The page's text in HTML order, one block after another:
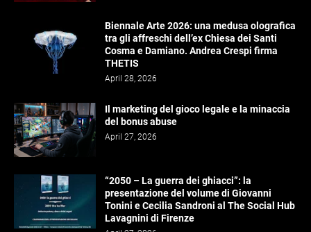
Biennale Arte 2026: una medusa olografica
tra gli affreschi dell’ex Chiesa dei Santi
Cosma e Damiano. Andrea Crespi firma
THETIS
April 28, 2026
Il marketing del gioco legale e la minaccia
del bonus abuse
April 27, 2026
“2050 – La guerra dei ghiacci”: la
presentazione del volume di Giovanni
Tonini e Cecilia Sandroni al The Social Hub
Lavagnini di Firenze